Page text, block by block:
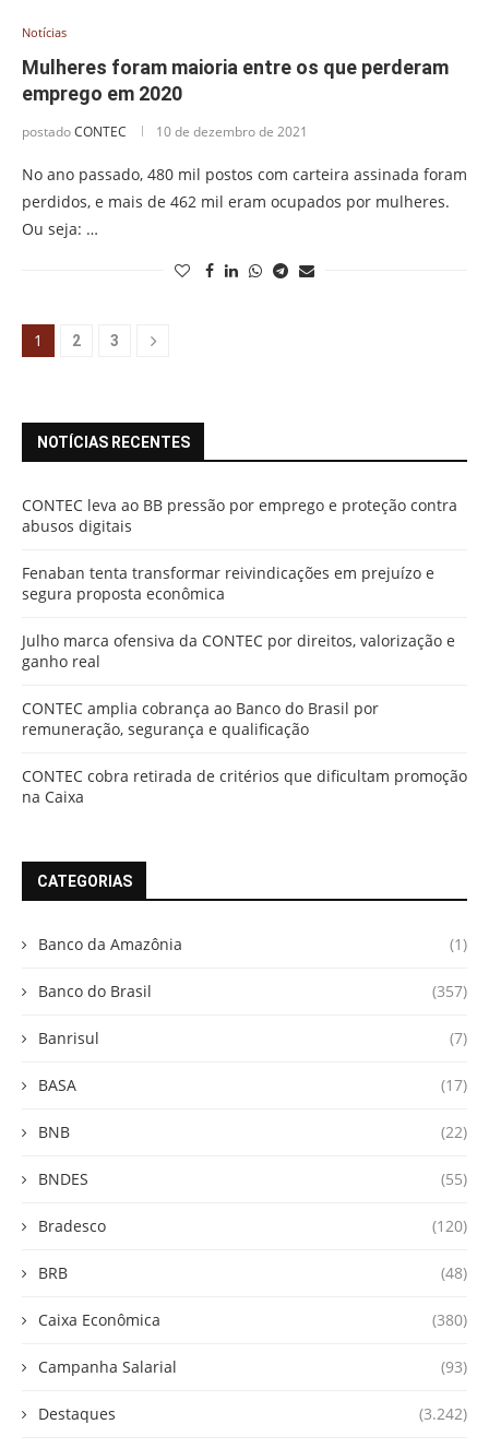
Notícias
Mulheres foram maioria entre os que perderam
emprego em 2020
postadoCONTEC 10 de dezembro de 2021
No ano passado, 480 mil postos com carteira assinada foram
perdidos, e mais de 462 mil eram ocupados por mulheres.
Ou seja: …
1 2 3
NOTÍCIAS RECENTES
CONTEC leva ao BB pressão por emprego e proteção contra
abusos digitais
Fenaban tenta transformar reivindicações em prejuízo e
segura proposta econômica
Julho marca ofensiva da CONTEC por direitos, valorização e
ganho real
CONTEC amplia cobrança ao Banco do Brasil por
remuneração, segurança e qualificação
CONTEC cobra retirada de critérios que dificultam promoção
na Caixa
CATEGORIAS
Banco da Amazônia (1)
Banco do Brasil (357)
Banrisul (7)
BASA (17)
BNB (22)
BNDES (55)
Bradesco (120)
BRB (48)
Caixa Econômica (380)
Campanha Salarial (93)
Destaques (3.242)